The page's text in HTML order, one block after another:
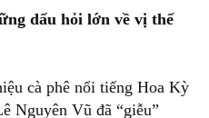
dấu hỏi lớn về vị thế
cà phê nổi tiếng Hoa Kỳ
Nguyên Vũ đã “giễu”